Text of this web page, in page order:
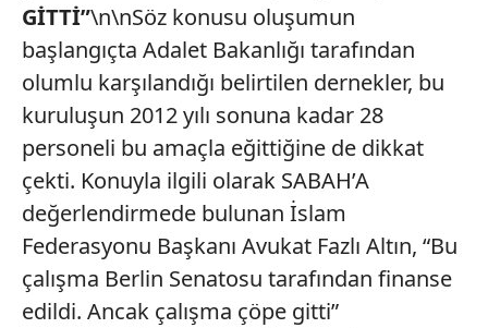
GİTTİ”\n\nSöz konusu oluşumun
başlangıçta Adalet Bakanlığı tarafından
olumlu karşılandığı belirtilen dernekler, bu
kuruluşun 2012 yılı sonuna kadar 28
personeli bu amaçla eğittiğine de dikkat
çekti. Konuyla ilgili olarak SABAH’A
değerlendirmede bulunan İslam
Federasyonu Başkanı Avukat Fazlı Altın, “Bu
çalışma Berlin Senatosu tarafından finanse
edildi. Ancak çalışma çöpe gitti”